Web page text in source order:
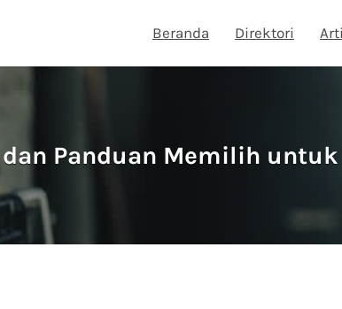
Beranda Direktori
Panduan Memilih